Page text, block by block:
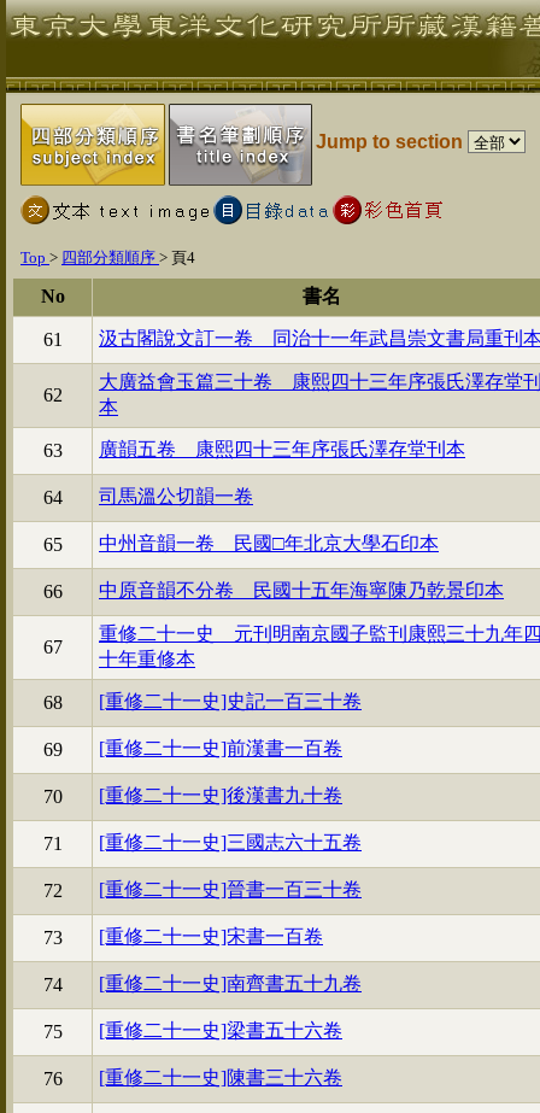
Jump to section
Top > 四部分類順序 > 頁4
No 書名
61 汲古閣說文訂一卷 同治十一年武昌崇文書局重刊
62
大廣益會玉篇三十卷 康熙四十三年序張氏澤存堂
本
63 廣韻五卷 康熙四十三年序張氏澤存堂刊本
64 司馬溫公切韻一卷
65 中州音韻一卷 民國□年北京大學石印本
66 中原音韻不分卷 民國十五年海寧陳乃乾景印本
67
重修二十一史 元刊明南京國子監刊康熙三十九年
十年重修本
68 [重修二十一史]史記一百三十卷
69 [重修二十一史]前漢書一百卷
70 [重修二十一史]後漢書九十卷
71 [重修二十一史]三國志六十五卷
72 [重修二十一史]晉書一百三十卷
73 [重修二十一史]宋書一百卷
74 [重修二十一史]南齊書五十九卷
75 [重修二十一史]梁書五十六卷
76 [重修二十一史]陳書三十六卷